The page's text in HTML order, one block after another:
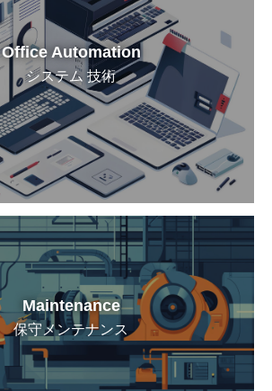
Office Automation
システム 技術
Maintenance
保守メンテナンス